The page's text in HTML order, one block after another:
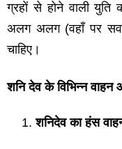
ग्रहों से होने वाली
अलग अलग (वहाँ पर
चाहिए।
शनि देव के विभिन्न
शनिदेव का हंस